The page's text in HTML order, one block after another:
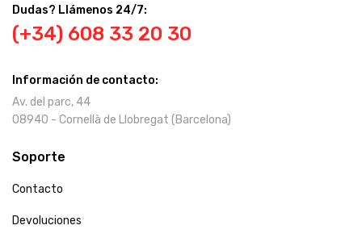
Dudas? Llámenos 24/7:
(+34) 608 33 20 30
Información de contacto:
Av. del parc, 44
08940 - Cornellà de Llobregat (Barcelona)
Soporte
Contacto
Devoluciones